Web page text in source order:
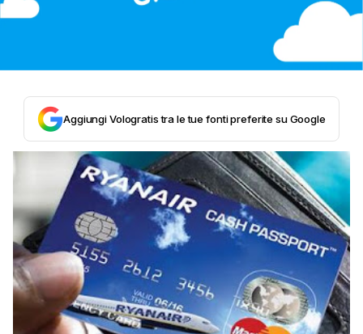
Aggiungi Vologratis tra le tue fonti preferite su Google